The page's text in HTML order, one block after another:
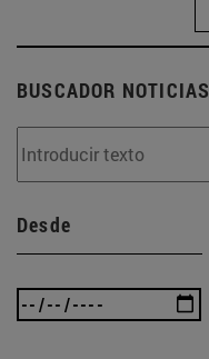
BUSCADOR NOTICIAS
Desde